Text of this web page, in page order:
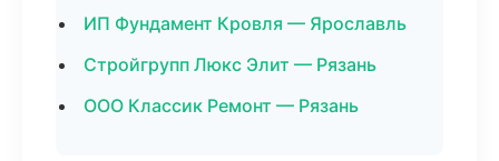
ИП Фундамент Кровля — Ярославль
Стройгрупп Люкс Элит — Рязань
ООО Классик Ремонт — Рязань